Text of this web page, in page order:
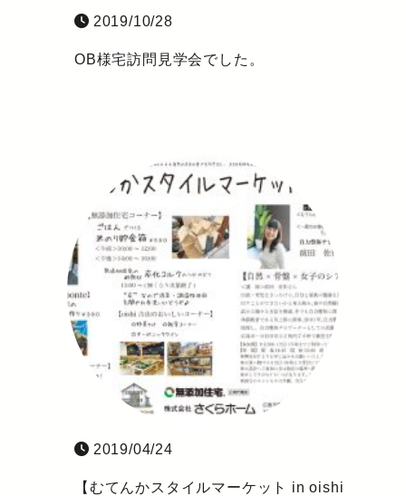
2019/10/28
OB様宅訪問見学会でした。
2019/04/24
【むてんかスタイルマーケット in oishi